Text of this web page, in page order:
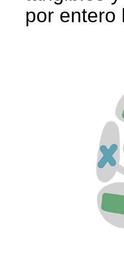
por entero